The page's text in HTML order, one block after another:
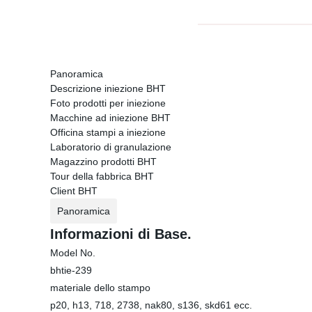
Panoramica
Descrizione iniezione BHT
Foto prodotti per iniezione
Macchine ad iniezione BHT
Officina stampi a iniezione
Laboratorio di granulazione
Magazzino prodotti BHT
Tour della fabbrica BHT
Client BHT
Panoramica
Informazioni di Base.
Model No.
bhtie-239
materiale dello stampo
p20, h13, 718, 2738, nak80, s136, skd61 ecc.